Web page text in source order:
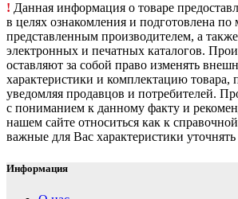
! Данная информация о товаре
в целях ознакомления и подготовлена по
представленным производителем, а
электронных и печатных каталогов.
оставляют за собой право изменять
характеристики и комплектацию товара,
уведомляя продавцов и потребителей.
с пониманием к данному факту и
нашем сайте относиться как к
важные для Вас характеристики
Информация